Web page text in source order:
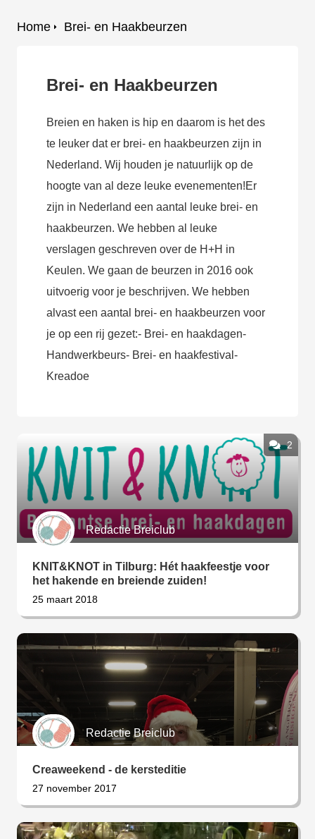
Brei- en Haakbeurzen
Home
Brei- en Haakbeurzen
Breien en haken is hip en daarom is het des
te leuker dat er brei- en haakbeurzen zijn in
Nederland. Wij houden je natuurlijk op de
hoogte van al deze leuke evenementen!Er
zijn in Nederland een aantal leuke brei- en
haakbeurzen. We hebben al leuke
verslagen geschreven over de H+H in
Keulen. We gaan de beurzen in 2016 ook
uitvoerig voor je beschrijven. We hebben
alvast een aantal brei- en haakbeurzen voor
je op een rij gezet:- Brei- en haakdagen-
Handwerkbeurs- Brei- en haakfestival-
Kreadoe
2
Redactie Breiclub
KNIT&KNOT in Tilburg: Hét haakfeestje voor
het hakende en breiende zuiden!
25 maart 2018
Redactie Breiclub
Creaweekend - de kersteditie
27 november 2017